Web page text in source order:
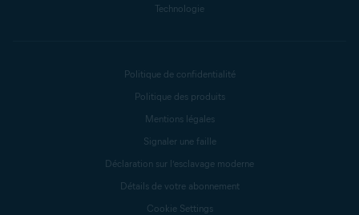
Technologie
Politique de confidentialité
Politique des produits
Mentions légales
Signaler une faille
Déclaration sur l’esclavage moderne
Détails de votre abonnement
Cookie Settings